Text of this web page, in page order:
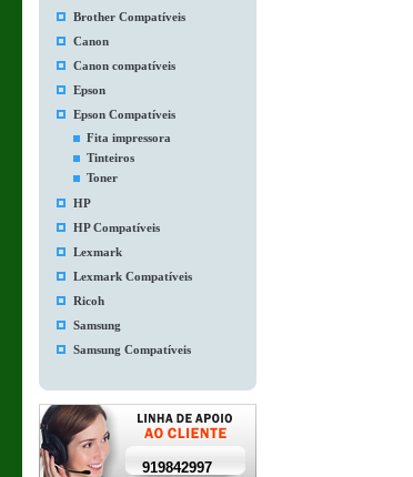
Brother Compatíveis
Canon
Canon compatíveis
Epson
Epson Compatíveis
Fita impressora
Tinteiros
Toner
HP
HP Compatíveis
Lexmark
Lexmark Compatíveis
Ricoh
Samsung
Samsung Compatíveis
919842997